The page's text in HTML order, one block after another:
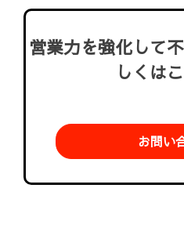
営業力を強化して
しくは
お問い